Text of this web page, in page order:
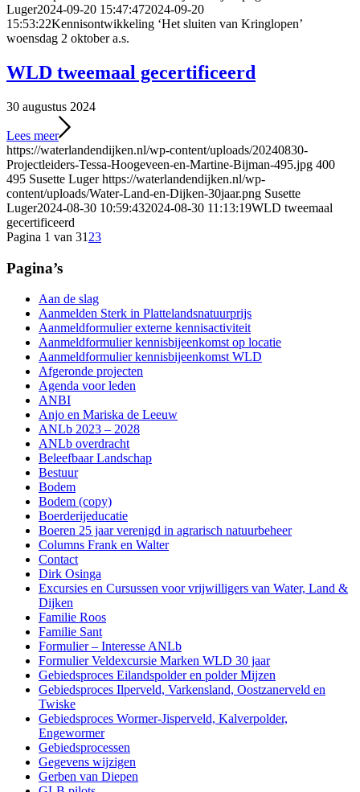
Luger2024-09-20 15:47:472024-09-20
15:53:22Kennisontwikkeling ‘Het sluiten van Kringlopen’
woensdag 2 oktober a.s.
WLD tweemaal gecertificeerd
30 augustus 2024
Lees meer
https://waterlandendijken.nl/wp-content/uploads/20240830-
Projectleiders-Tessa-Hoogeveen-en-Martine-Bijman-495.jpg 400
495 Susette Luger https://waterlandendijken.nl/wp-
content/uploads/Water-Land-en-Dijken-30jaar.png Susette
Luger2024-08-30 10:59:432024-08-30 11:13:19WLD tweemaal
gecertificeerd
Pagina 1 van 31 23
Pagina’s
Aan de slag
Aanmelden Sterk in Plattelandsnatuurprijs
Aanmeldformulier externe kennisactiviteit
Aanmeldformulier kennisbijeenkomst op locatie
Aanmeldformulier kennisbijeenkomst WLD
Afgeronde projecten
Agenda voor leden
ANBI
Anjo en Mariska de Leeuw
ANLb 2023 – 2028
ANLb overdracht
Beleefbaar Landschap
Bestuur
Bodem
Bodem (copy)
Boerderijeducatie
Boeren 25 jaar verenigd in agrarisch natuurbeheer
Columns Frank en Walter
Contact
Dirk Osinga
Excursies en Cursussen voor vrijwilligers van Water, Land &
Dijken
Familie Roos
Familie Sant
Formulier – Interesse ANLb
Formulier Veldexcursie Marken WLD 30 jaar
Gebiedsproces Eilandspolder en polder Mijzen
Gebiedsproces Ilperveld, Varkensland, Oostzanerveld en
Twiske
Gebiedsproces Wormer-Jisperveld, Kalverpolder,
Engewormer
Gebiedsprocessen
Gegevens wijzigen
Gerben van Diepen